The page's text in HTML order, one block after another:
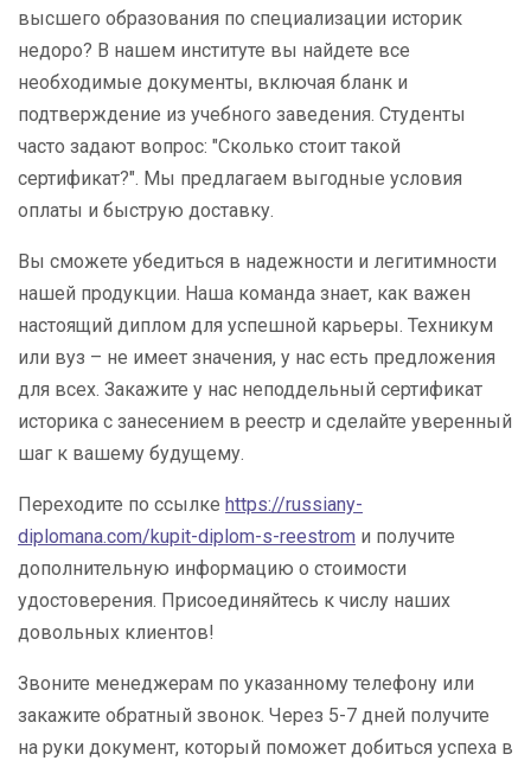
высшего образования по специализации историк
недоро? В нашем институте вы найдете все
необходимые документы, включая бланк и
подтверждение из учебного заведения. Студенты
часто задают вопрос: "Сколько стоит такой
сертификат?". Мы предлагаем выгодные условия
оплаты и быструю доставку.
Вы сможете убедиться в надежности и легитимности
нашей продукции. Наша команда знает, как важен
настоящий диплом для успешной карьеры. Техникум
или вуз – не имеет значения, у нас есть предложения
для всех. Закажите у нас неподдельный сертификат
историка с занесением в реестр и сделайте уверенный
шаг к вашему будущему.
Переходите по ссылке https://russiany-
diplomana.com/kupit-diplom-s-reestrom и получите
дополнительную информацию о стоимости
удостоверения. Присоединяйтесь к числу наших
довольных клиентов!
Звоните менеджерам по указанному телефону или
закажите обратный звонок. Через 5-7 дней получите
на руки документ, который поможет добиться успеха в